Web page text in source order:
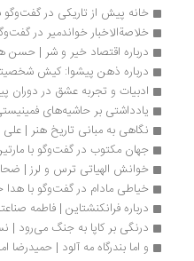
خانه پیش از تاریکی در گفت‌وگو با
خلاصةالاخبار خواندمیر در گفت‌وگو با
درباره اقتصاد خیر و شر | حسن
درباره ذهن پیشوا: کیش شخصیتی
ادبیات و تجربه‌ عشق در دوران پیری |
یادداشتی بر حاشیه‌های فمینیستی
نگاهی به مبانی تاریخ هنر | علی حسنلو
جهان مکتوب در گفت‌وگو با مارتین پوکنر
خوانش الهیاتی ترس و لرز | ضحا جوادنیا
خیاطی مادام در گفت‌وگو با هدا
درباره فرانکنشتاین | فاطمه صناعتیان
درنگی بر کاپا به جنگ می‌رود | نسیم
و اما بندرگاه مه آلود | حمیدرضا امیدی